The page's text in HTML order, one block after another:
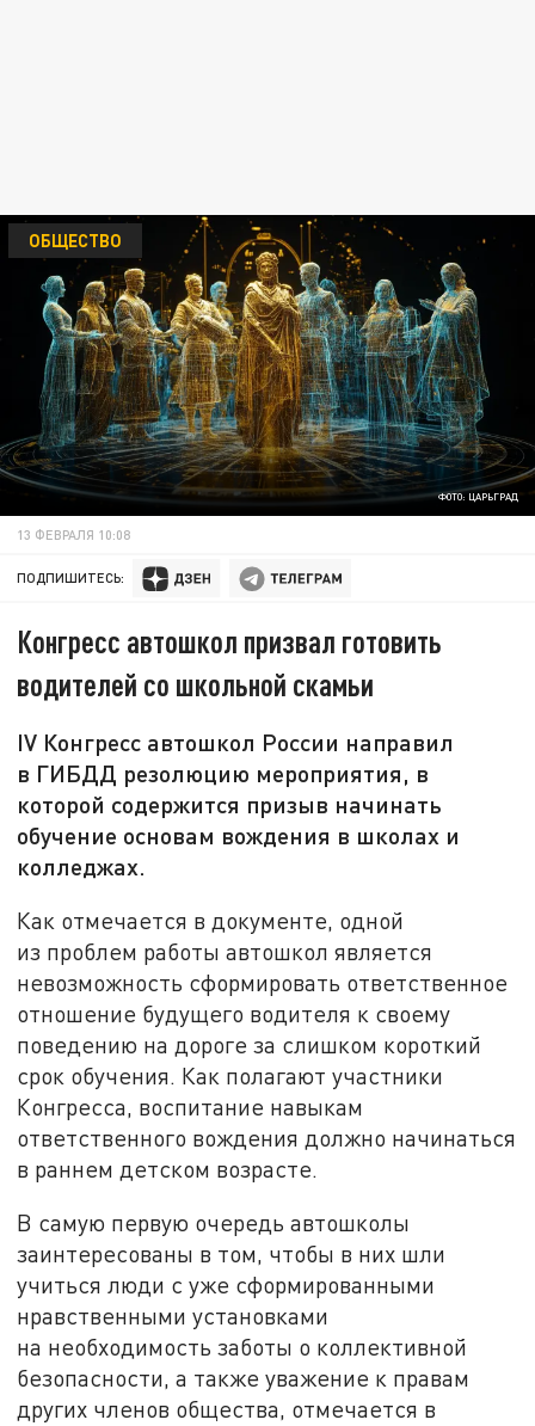
ФОТО: ЦАРЬГРАД
ОБЩЕСТВО
13 ФЕВРАЛЯ 10:08
ПОДПИШИТЕСЬ:
Конгресс автошкол призвал готовить
водителей со школьной скамьи
IV Конгресс автошкол России направил
в ГИБДД резолюцию мероприятия, в
которой содержится призыв начинать
обучение основам вождения в школах и
колледжах.
Как отмечается в документе, одной
из проблем работы автошкол является
невозможность сформировать ответственное
отношение будущего водителя к своему
поведению на дороге за слишком короткий
срок обучения. Как полагают участники
Конгресса, воспитание навыкам
ответственного вождения должно начинаться
в раннем детском возрасте.
В самую первую очередь автошколы
заинтересованы в том, чтобы в них шли
учиться люди с уже сформированными
нравственными установками
на необходимость заботы о коллективной
безопасности, а также уважение к правам
других членов общества, отмечается в